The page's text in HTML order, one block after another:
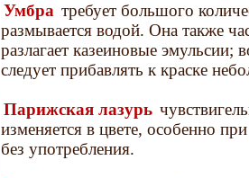
Умбра требует большого
размывается водой. Она также
разлагает казеиновые эмульсии;
следует прибавлять к краске
Парижская лазурь
изменяется в цвете, особенно
без употребления.